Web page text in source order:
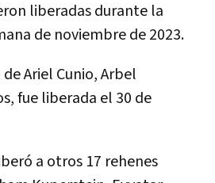
liberadas durante la
de noviembre de 2023.
Ariel Cunio, Arbel
fue liberada el 30 de
a otros 17 rehenes